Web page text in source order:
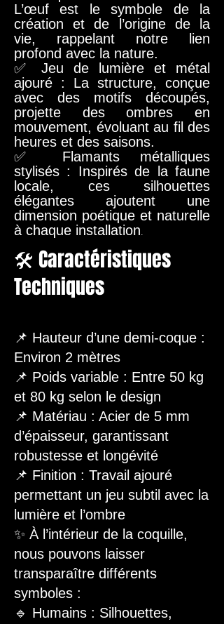
L’œuf est le symbole de la
création et de l’origine de la
vie, rappelant notre lien
profond avec la nature.
✅ Jeu de lumière et métal
ajouré : La structure, conçue
avec des motifs découpés,
projette des ombres en
mouvement, évoluant au fil des
heures et des saisons.
✅ Flamants métalliques
stylisés : Inspirés de la faune
locale, ces silhouettes
élégantes ajoutent une
dimension poétique et naturelle
à chaque installation.
🛠 Caractéristiques
Techniques
📌 Hauteur d’une demi-coque :
Environ 2 mètres
📌 Poids variable : Entre 50 kg
et 80 kg selon le design
📌 Matériau : Acier de 5 mm
d’épaisseur, garantissant
robustesse et longévité
📌 Finition : Travail ajouré
permettant un jeu subtil avec la
lumière et l’ombre
✨ À l’intérieur de la coquille,
nous pouvons laisser
transparaître différents
symboles :
🔹 Humains : Silhouettes,